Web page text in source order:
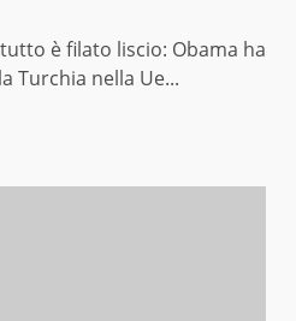
è filato liscio: Obama ha
Turchia nella Ue...